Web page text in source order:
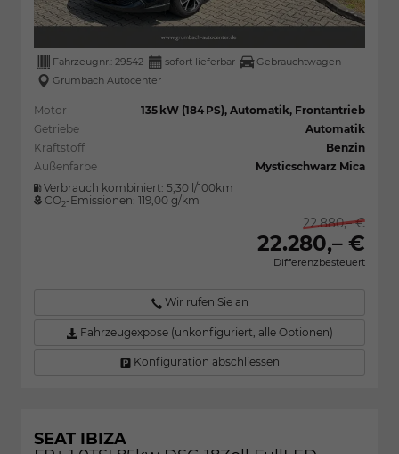
Fahrzeugnr.: 29542 sofort lieferbar
Gebrauchtwagen
Grumbach Autocenter
Motor
135 kW (184 PS), Automatik, Frontantrieb
Getriebe
Automatik
Kraftstoff
Benzin
Außenfarbe
Mysticschwarz Mica
Verbrauch kombiniert: 5,30 l/100km
CO2-Emissionen: 119,00 g/km
22.880,– €
22.280,– €
Differenzbesteuert
Wir rufen Sie an
Fahrzeugexpose (unkonfiguriert, alle Optionen)
Konfiguration abschliessen
SEAT IBIZA